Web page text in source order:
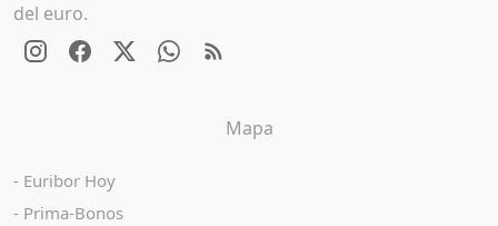
Mapa
Euribor Hoy
Prima-Bonos
del euro.